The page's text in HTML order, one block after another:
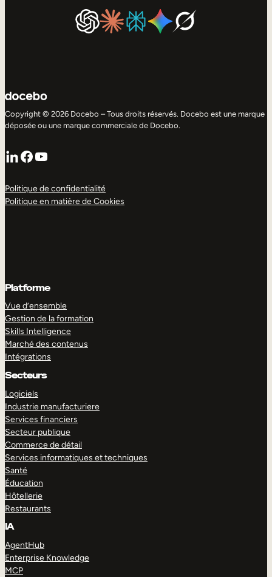
Copyright © 2026 Docebo – Tous droits réservés. Docebo est une marque
déposée ou une marque commerciale de Docebo.
LinkedIn
Facebook
YouTube
Politique de confidentialité
Politique en matière de Cookies
Platforme
Vue d’ensemble
Gestion de la formation
Skills Intelligence
Marché des contenus
Intégrations
Secteurs
Logiciels
Industrie manufacturiere
Services financiers
Secteur publique
Commerce de détail
Services informatiques et techniques
Santé
Éducation
Hôtellerie
Restaurants
IA
AgentHub
Enterprise Knowledge
MCP